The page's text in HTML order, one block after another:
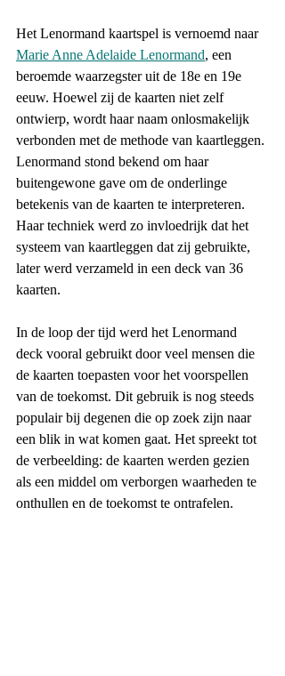
Het Lenormand kaartspel is vernoemd naar
Marie Anne Adelaide Lenormand, een
beroemde waarzegster uit de 18e en 19e
eeuw. Hoewel zij de kaarten niet zelf
ontwierp, wordt haar naam onlosmakelijk
verbonden met de methode van kaartleggen.
Lenormand stond bekend om haar
buitengewone gave om de onderlinge
betekenis van de kaarten te interpreteren.
Haar techniek werd zo invloedrijk dat het
systeem van kaartleggen dat zij gebruikte,
later werd verzameld in een deck van 36
kaarten.
In de loop der tijd werd het Lenormand
deck vooral gebruikt door veel mensen die
de kaarten toepasten voor het voorspellen
van de toekomst. Dit gebruik is nog steeds
populair bij degenen die op zoek zijn naar
een blik in wat komen gaat. Het spreekt tot
de verbeelding: de kaarten werden gezien
als een middel om verborgen waarheden te
onthullen en de toekomst te ontrafelen.